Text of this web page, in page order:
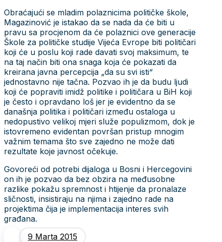
Obraćajući se mladim polaznicima političke škole,
Magazinović je istakao da se nada da će biti u
pravu sa procjenom da će polaznici ove generacije
Škole za političke studije Vijeća Evrope biti političari
koji će u poslu koji rade davati svoj maksimum, te
na taj način biti ona snaga koja će pokazati da
kreirana javna percepcija „da su svi isti“
jednostavno nije tačna. Pozvao ih je da budu ljudi
koji će popraviti imidž politike i političara u BiH koji
je često i opravdano loš jer je evidentno da se
današnja politika i političari između ostaloga u
nedopustivo velikoj mjeri služe populizmom, dok je
istovremeno evidentan površan pristup mnogim
važnim temama što sve zajedno ne može dati
rezultate koje javnost očekuje.
Govoreći od potrebi dijaloga u Bosni i Hercegovini
on ih je pozvao da bez obzira na međusobne
razlike pokažu spremnost i htijenje da pronalaze
sličnosti, insistiraju na njima i zajedno rade na
projektima čija je implementacija interes svih
građana.
9 Marta 2015